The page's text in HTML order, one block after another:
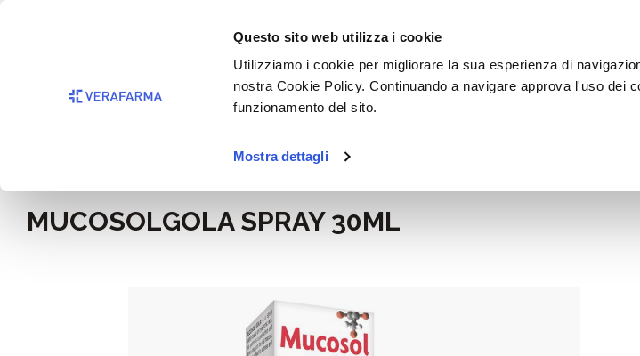
Questo sito web utilizza i cookie
Utilizziamo i cookie per migliorare la sua esperienza di
nostra Cookie Policy. Continuando a navigare approva l'uso dei
funzionamento del sito.
Mostra dettagli
Passa alla navigazione principale
Alimentazione e integratori Integratori
MUCOSOLGOLA SPRAY 30ML